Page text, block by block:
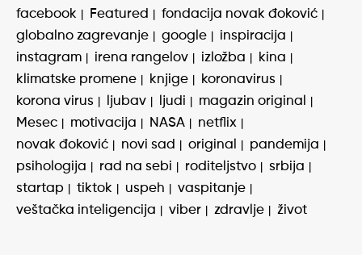
facebook
Featured
fondacija novak đoković
globalno zagrevanje
google
inspiracija
instagram
irena rangelov izložba
kina
klimatske promene
knjige
koronavirus
korona virus
ljubav ljudi
magazin original
Mesec
motivacija NASA
netflix
novak đoković
novi sad original
pandemija
psihologija
rad na sebi roditeljstvo
srbija
startap
tiktok uspeh
vaspitanje
veštačka inteligencija
viber zdravlje život